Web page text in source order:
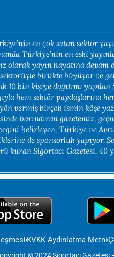
en çok satan sektör
Türkiye’nin en eski
olarak yayın hayatına devam
birlikte büyüyor ve
10 bin kişiye dağıtımı
hem sektör paydaşlarına
vermiş birçok ismin köşe
barındıran gazetemiz,
belirleyen, Türkiye ve
de sponsorluk yapıyor.
kuran Sigortacı Gazetesi, 40
KVKK Aydınlatma Metni